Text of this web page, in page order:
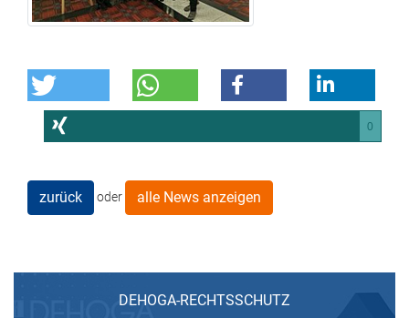
0
zurück oder alle News anzeigen
DEHOGA-RECHTSSCHUTZ